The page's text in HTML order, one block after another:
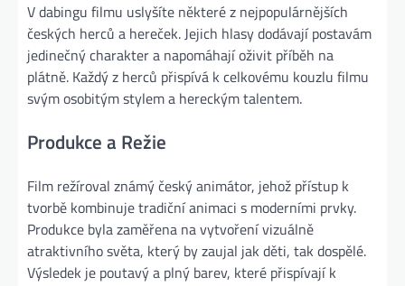
V dabingu filmu uslyšíte některé z nejpopulárnějších
českých herců a hereček. Jejich hlasy dodávají postavám
jedinečný charakter a napomáhají oživit příběh na
plátně. Každý z herců přispívá k celkovému kouzlu filmu
svým osobitým stylem a hereckým talentem.
Produkce a Režie
Film režíroval známý český animátor, jehož přístup k
tvorbě kombinuje tradiční animaci s moderními prvky.
Produkce byla zaměřena na vytvoření vizuálně
atraktivního světa, který by zaujal jak děti, tak dospělé.
Výsledek je poutavý a plný barev, které přispívají k